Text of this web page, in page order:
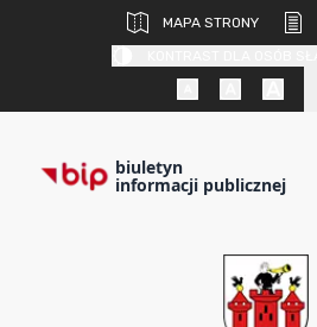
MAPA STRONY
biuletyn
informacji publicznej